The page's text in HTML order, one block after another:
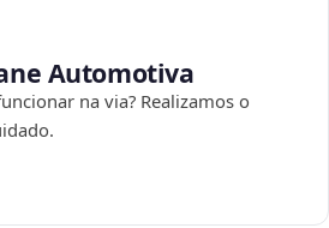
Automotiva
na via? Realizamos o